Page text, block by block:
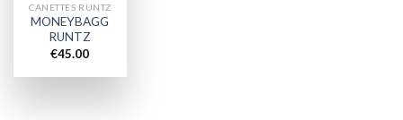
CANETTES RUNTZ
MONEYBAGG
RUNTZ
€45.00